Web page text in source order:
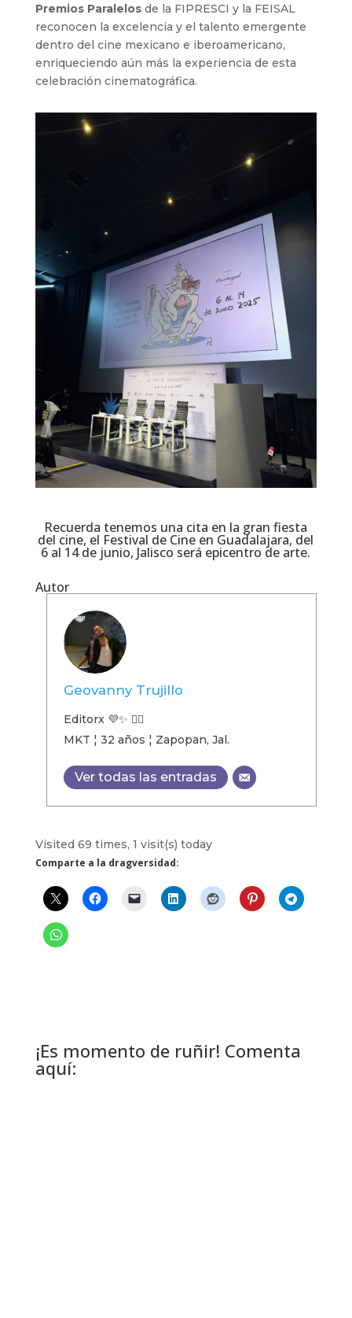
Premios Paralelosde la FIPRESCI y la FEISAL
reconocen la excelencia y el talento emergente
dentro del cine mexicano e iberoamericano,
enriqueciendo aún más la experiencia de esta
celebración cinematográfica.
Recuerda tenemos una cita en la gran fiesta
del cine, el Festival de Cine en Guadalajara, del
6 al 14 de junio, Jalisco será epicentro de arte.
Autor
Geovanny Trujillo
Editorx 💜✨ 🏳️‍🌈
MKT ¦ 32 años ¦ Zapopan, Jal.
Ver todas las entradas
Visited 69 times, 1 visit(s) today
Comparte a la dragversidad:
¡Es momento de ruñir! Comenta
aquí: